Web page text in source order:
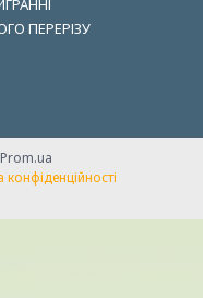
ПЕРЕРІЗУ
Prom.ua
конфіденційності